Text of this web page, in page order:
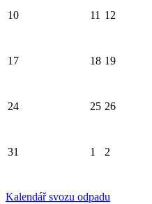
10 11 12
17 18 19
24 25 26
31 1 2
Kalendář svozu odpadu